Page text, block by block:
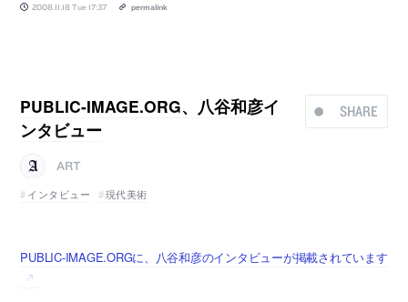
2008.11.18 Tue 17:37 permalink
SHARE
PUBLIC-IMAGE.ORG、八谷和彦イ
ンタビュー
ART
インタビュー
現代美術
PUBLIC-IMAGE.ORGに、八谷和彦のインタビューが掲載されています